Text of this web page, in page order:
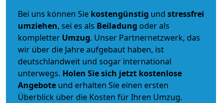
Bei uns können Sie kostengünstig und stressfrei
umziehen, sei es als Beiladung oder als
kompletter Umzug. Unser Partnernetzwerk, das
wir über die Jahre aufgebaut haben, ist
deutschlandweit und sogar international
unterwegs. Holen Sie sich jetzt kostenlose
Angebote und erhalten Sie einen ersten
Überblick über die Kosten für Ihren Umzug.